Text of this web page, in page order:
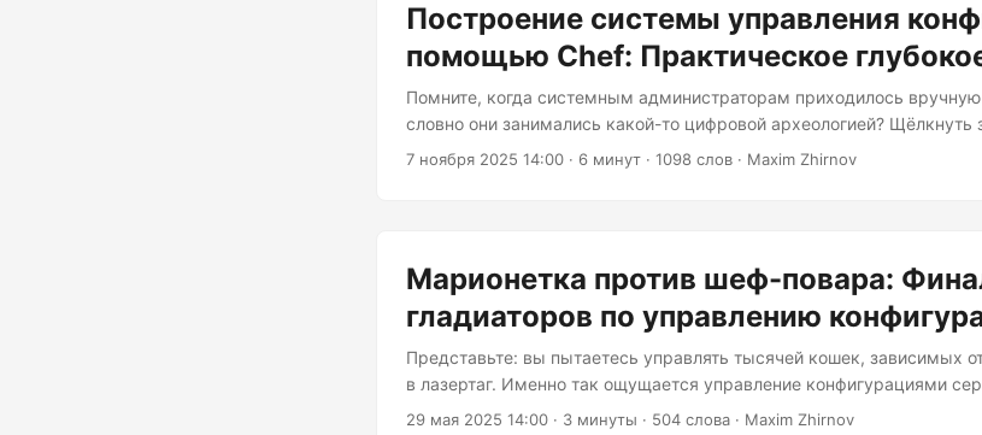
Построение системы управления
помощью Chef: Практическое
Помните, когда системным администраторам приходилось
словно они занимались какой-то цифровой археологией? Щёлкнуть
перезапустить эту службу, надеяться, что ничего не сломается?
кодирую приложения?...
7 ноября 2025 14:00 · 6 минут · 1098 слов · Maxim Zhirnov
Марионетка против шеф-повара:
гладиаторов по управлению
Представьте: вы пытаетесь управлять тысячей кошек, зависимых
в лазертаг. Именно так ощущается управление конфигурациями
инструментов. Встречайте Puppet и Chef — цифровой эквивалент
29 мая 2025 14:00 · 3 минуты · 504 слова · Maxim Zhirnov